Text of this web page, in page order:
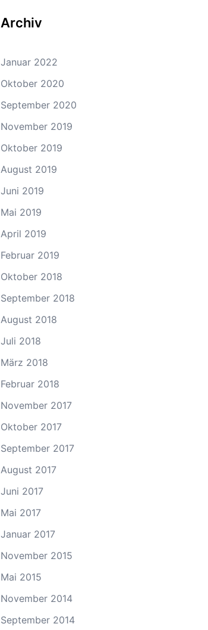
Archiv
Januar 2022
Oktober 2020
September 2020
November 2019
Oktober 2019
August 2019
Juni 2019
Mai 2019
April 2019
Februar 2019
Oktober 2018
September 2018
August 2018
Juli 2018
März 2018
Februar 2018
November 2017
Oktober 2017
September 2017
August 2017
Juni 2017
Mai 2017
Januar 2017
November 2015
Mai 2015
November 2014
September 2014